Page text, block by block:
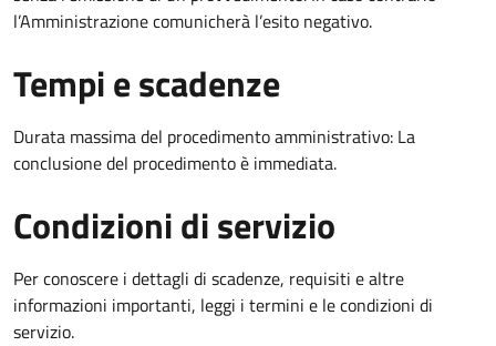
l’Amministrazione comunicherà l’esito negativo.
Tempi e scadenze
Durata massima del procedimento amministrativo: La
conclusione del procedimento è immediata.
Condizioni di servizio
Per conoscere i dettagli di scadenze, requisiti e altre
informazioni importanti, leggi i termini e le condizioni di
servizio.